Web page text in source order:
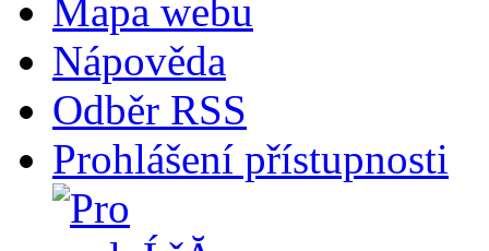
Mapa webu
Nápověda
Odběr RSS
Prohlášení přístupnosti